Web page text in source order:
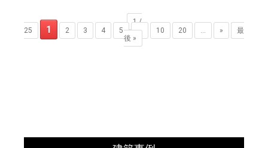
1 /
25
1 2 3 4 5 ... 10 20 »
最
後 »